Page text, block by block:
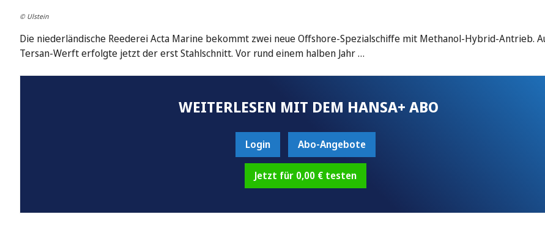
© Ulstein
Die niederländische Reederei Acta Marine bekommt zwei neue Offshore-Spezialschiffe mit Methanol-Hybrid-Antrieb.
Tersan-Werft erfolgte jetzt der erst Stahlschnitt. Vor rund einem halben Jahr …
WEITERLESEN MIT DEM HANSA+ ABO
Login Abo-Angebote
Jetzt für 0,00 € testen